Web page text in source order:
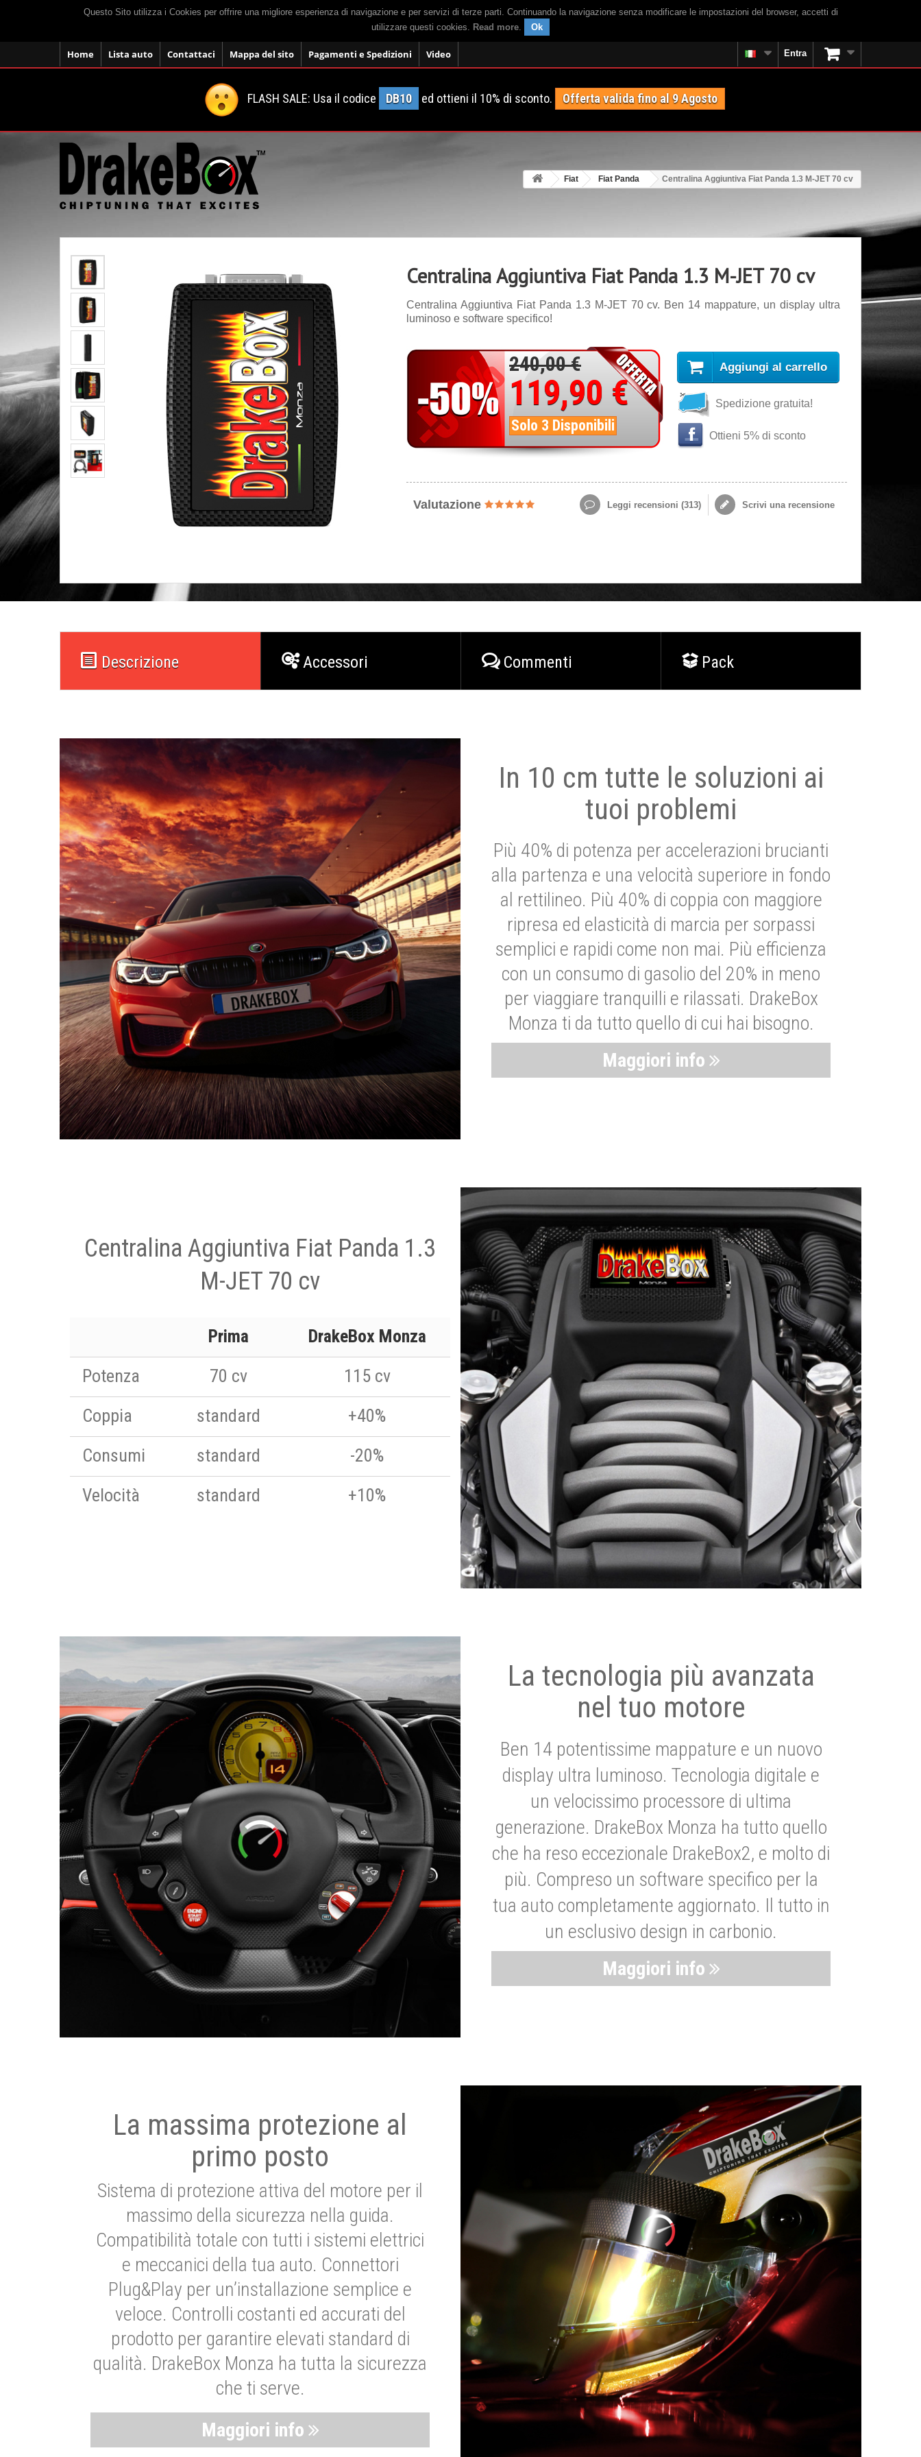
Questo Sito utilizza i Cookies per offrire una migliore esperienza di navigazione e per servizi di terze parti. Continuando la navigazione senza modificare le impostazioni del browser, accetti di
utilizzare questi cookies. Read more. Ok
Home Lista auto Contattaci Mappa del sito Pagamenti e Spedizioni Video Entra
FLASH SALE: Usa il codice DB10 ed ottieni il 10% di sconto. Offerta valida fino al 9 Agosto
Fiat Fiat Panda Centralina Aggiuntiva Fiat Panda 1.3 M-JET 70 cv
Centralina Aggiuntiva Fiat Panda 1.3 M-JET 70 cv
Centralina Aggiuntiva Fiat Panda 1.3 M-JET 70 cv. Ben 14 mappature, un display ultra
luminoso e software specifico!
240,00 €
119,90 €
Solo 3 Disponibili
Aggiungi al carrello
Spedizione gratuita!
Ottieni 5% di sconto
Valutazione Leggi recensioni (313) Scrivi una recensione
Descrizione Accessori Commenti Pack
In 10 cm tutte le soluzioni ai
tuoi problemi
Più 40% di potenza per accelerazioni brucianti
alla partenza e una velocità superiore in fondo
al rettilineo. Più 40% di coppia con maggiore
ripresa ed elasticità di marcia per sorpassi
semplici e rapidi come non mai. Più efficienza
con un consumo di gasolio del 20% in meno
per viaggiare tranquilli e rilassati. DrakeBox
Monza ti da tutto quello di cui hai bisogno.
Maggiori info
Centralina Aggiuntiva Fiat Panda 1.3
M-JET 70 cv
Prima
DrakeBox Monza
Potenza
70 cv
115 cv
Coppia
standard
+40%
Consumi
standard
-20%
Velocità
standard +10%
La tecnologia più avanzata
nel tuo motore
Ben 14 potentissime mappature e un nuovo
display ultra luminoso. Tecnologia digitale e
un velocissimo processore di ultima
generazione. DrakeBox Monza ha tutto quello
che ha reso eccezionale DrakeBox2, e molto di
più. Compreso un software specifico per la
tua auto completamente aggiornato. Il tutto in
un esclusivo design in carbonio.
Maggiori info
La massima protezione al
primo posto
Sistema di protezione attiva del motore per il
massimo della sicurezza nella guida.
Compatibilità totale con tutti i sistemi elettrici
e meccanici della tua auto. Connettori
Plug&Play per un’installazione semplice e
veloce. Controlli costanti ed accurati del
prodotto per garantire elevati standard di
qualità. DrakeBox Monza ha tutta la sicurezza
che ti serve.
Maggiori info